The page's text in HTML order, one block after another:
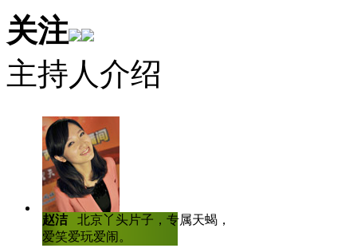
解说：
虽然刘嘉玲近年来没推出多
吧等事业上，捞了很多钱，估
林志颖有“小旋风”的称号，
出道的林志颖投资相当多元。
足IT业，他目前拥有两家相关
关注
主持人介绍
赵洁
北京丫头片子，专属天蝎，爱哭
爱笑爱玩爱闹。